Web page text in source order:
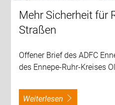
Mehr Sicherheit für
Straßen
Offener Brief des ADFC
des Ennepe-Ruhr-Kreises
weiterlesen